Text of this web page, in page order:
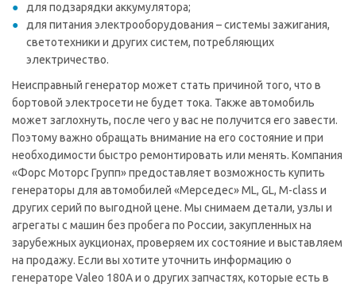
для подзарядки аккумулятора;
для питания электрооборудования – системы зажигания,
светотехники и других систем, потребляющих
электричество.
Неисправный генератор может стать причиной того, что в
бортовой электросети не будет тока. Также автомобиль
может заглохнуть, после чего у вас не получится его завести.
Поэтому важно обращать внимание на его состояние и при
необходимости быстро ремонтировать или менять. Компания
«Форс Моторс Групп» предоставляет возможность купить
генераторы для автомобилей «Мерседес» ML, GL, M-class и
других серий по выгодной цене. Мы снимаем детали, узлы и
агрегаты с машин без пробега по России, закупленных на
зарубежных аукционах, проверяем их состояние и выставляем
на продажу. Если вы хотите уточнить информацию о
генераторе Valeo 180A и о других запчастях, которые есть в